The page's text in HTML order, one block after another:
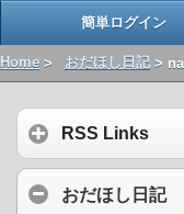
簡単ログイン
Home > おだほし日記>
RSS Links
おだほし日記